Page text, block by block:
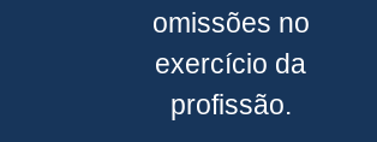
omissões no
exercício da
profissão.